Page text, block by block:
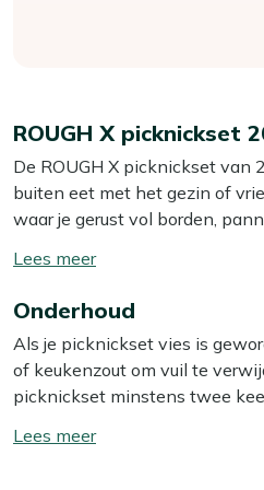
ROUGH X picknickset
De ROUGH X picknickset van
buiten eet met het gezin of
waar je gerust vol borden,
gedroogde teakhout blijft deze
zit je met deze ROUGH X goed.
Eigenschappen
hebt om te sjouwen.
Toon/verberg
meer
Onderhoud
Als je picknickset vies is
of keukenzout om vuil te
picknickset minstens twee
kan het materiaal beschadigen.
Toon/verberg